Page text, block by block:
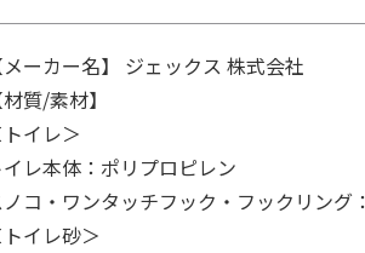
メーカー名】 ジェックス 株式会社
材質/素材】
トイレ＞
イレ本体：ポリプロピレン
コ・ワンタッチフック・フックリング
トイレ砂＞